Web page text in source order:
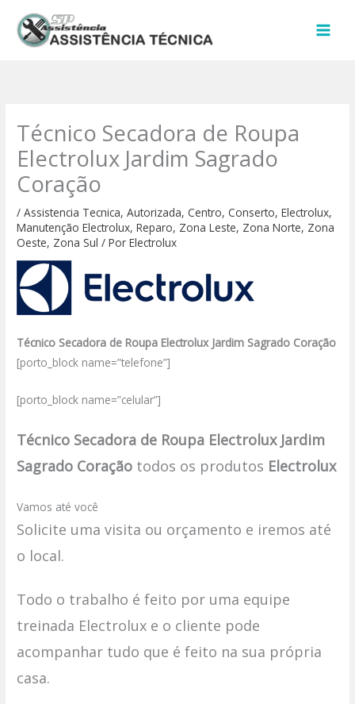
para
Técnico Secadora de Roupa
Electrolux Jardim Sagrado
Coração
/Assistencia Tecnica,Autorizada,Centro,Conserto,Electrolux,
Manutenção Electrolux,Reparo, Zona Leste, Zona Norte, Zona
Oeste, Zona Sul / PorElectrolux
Técnico Secadora de Roupa Electrolux Jardim Sagrado Coração
[porto_block name=”telefone”]
[porto_block name=”celular”]
Técnico Secadora de Roupa Electrolux Jardim
Sagrado Coração todos os produtos Electrolux
Vamos até você
Solicite uma visita ou orçamento e iremos até
o local.
Todo o trabalho é feito por uma equipe
treinada Electrolux e o cliente pode
acompanhar tudo que é feito na sua própria
casa.